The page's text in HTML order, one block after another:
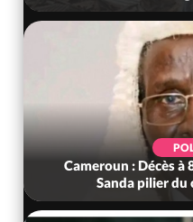
Cameroun : Décès à
Sanda pilier